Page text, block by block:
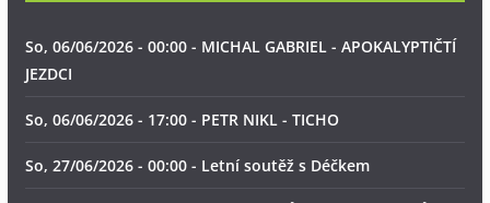
So, 06/06/2026 - 00:00 - MICHAL GABRIEL - APOKALYPTIČTÍ
JEZDCI
So, 06/06/2026 - 17:00 - PETR NIKL - TICHO
So, 27/06/2026 - 00:00 - Letní soutěž s Déčkem